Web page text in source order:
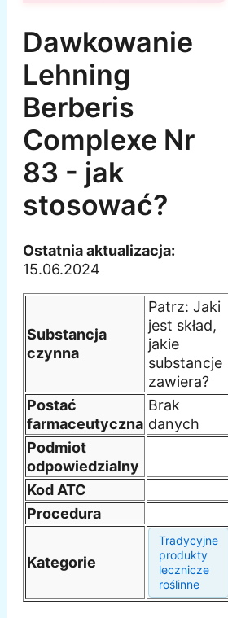
Dawkowanie
Lehning
Berberis
Complexe Nr
83 - jak
stosować?
Ostatnia aktualizacja:
15.06.2024
Substancja
czynna
Patrz: Jaki
jest skład,
jakie
substancje
zawiera?
Postać
farmaceutyczna
Brak
danych
Podmiot
odpowiedzialny
Kod ATC
Procedura
Kategorie
Tradycyjne
produkty
lecznicze
roślinne